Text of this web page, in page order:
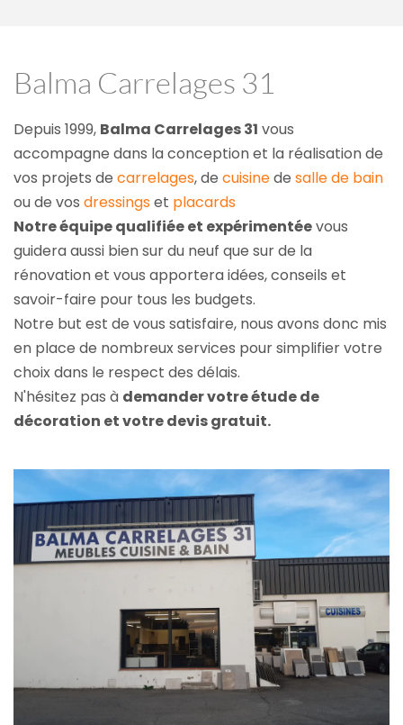
Balma Carrelages 31
Depuis 1999, Balma Carrelages 31 vous
accompagne dans la conception et la réalisation de
vos projets de carrelages, de cuisine de salle de bain
ou de vos dressings et placards
Notre équipe qualifiée et expérimentée vous
guidera aussi bien sur du neuf que sur de la
rénovation et vous apportera idées, conseils et
savoir-faire pour tous les budgets.
Notre but est de vous satisfaire, nous avons donc mis
en place de nombreux services pour simplifier votre
choix dans le respect des délais.
N'hésitez pas à demander votre étude de
décoration et votre devis gratuit.